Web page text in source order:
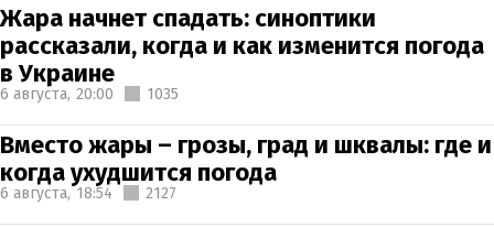
Жара начнет спадать: синоптики
рассказали, когда и как изменится погода
в Украине
6 августа, 20:00 1035
Вместо жары – грозы, град и шквалы: где и
когда ухудшится погода
6 августа, 18:54 2127